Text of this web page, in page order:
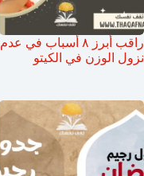
راقب أبرز ٨ أسباب في عدم
نزول الوزن في الكيتو